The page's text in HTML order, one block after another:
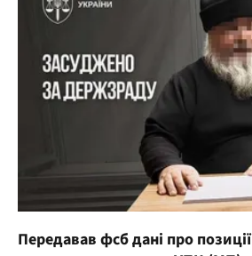
Передавав фсб дані про